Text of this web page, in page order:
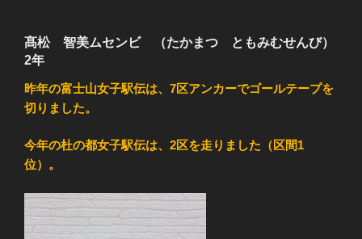
髙松 智美ムセンビ （たかまつ ともみむせんび）
2年
昨年の富士山女子駅伝は、7区アンカーでゴールテープを
切りました。
今年の杜の都女子駅伝は、2区を走りました（区間1
位）。